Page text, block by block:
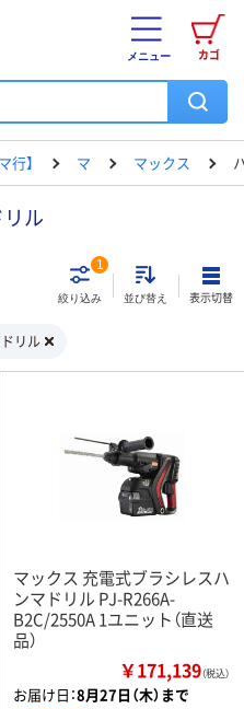
カゴ
メニュー
行】 マ マックス
ル
絞り込み
1
並び替え 表示切替
リル
マックス 充電式ブラシレスハ
ンマドリル PJ-R266A-
B2C/2550A 1ユニット（直送
品）
￥171,139（税込）
お届け日：8月27日（木）まで